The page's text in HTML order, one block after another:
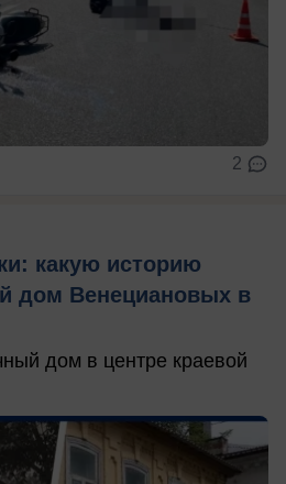
2
какую историю
дом Венециановых в
дом в центре краевой